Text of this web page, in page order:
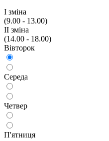
I змiна
(9.00 - 13.00)
II змiна
(14.00 - 18.00)
Вiвторок
Середа
Четвер
П'ятниця